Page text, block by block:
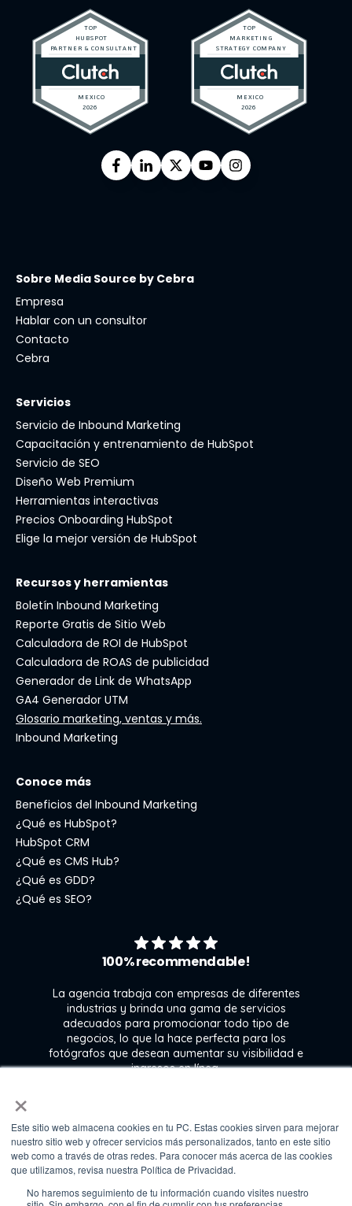
×
Este sitio web almacena cookies en tu PC. Estas cookies sirven para mejorar
nuestro sitio web y ofrecer servicios más personalizados, tanto en este sitio
web como a través de otras redes. Para conocer más acerca de las cookies
que utilizamos, revisa nuestra Política de Privacidad.
No haremos seguimiento de tu información cuando visites nuestro
Sobre Media Source by Cebra
Empresa
Hablar con un consultor
Contacto
Cebra
Servicios
Servicio de Inbound Marketing
Capacitación y entrenamiento de HubSpot
Servicio de SEO
Diseño Web Premium
Herramientas interactivas
Precios Onboarding HubSpot
Elige la mejor versión de HubSpot
Recursos y herramientas
Boletín Inbound Marketing
Reporte Gratis de Sitio Web
Calculadora de ROI de HubSpot
Calculadora de ROAS de publicidad
Generador de Link de WhatsApp
GA4 Generador UTM
Glosario marketing, ventas y más.
Inbound Marketing
Conoce más
Beneficios del Inbound Marketing
¿Qué es HubSpot?
HubSpot CRM
¿Qué es CMS Hub?
¿Qué es GDD?
¿Qué es SEO?
100% recommendable!
La agencia trabaja con empresas de diferentes
industrias y brinda una gama de servicios
adecuados para promocionar todo tipo de
negocios, lo que la hace perfecta para los
fotógrafos que desean aumentar su visibilidad e
ingresos en línea.
Kate Gross
Marketing & graphic design assistant at
Fixthephoto